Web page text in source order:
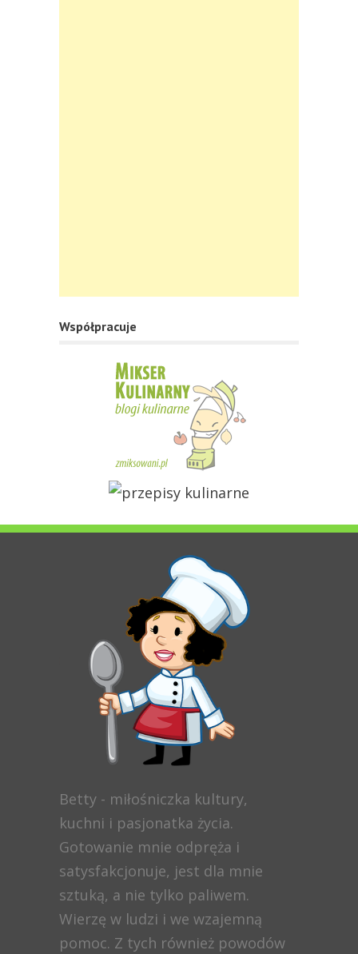
Współpracuje
Betty - miłośniczka kultury,
kuchni i pasjonatka życia.
Gotowanie mnie odpręża i
satysfakcjonuje, jest dla mnie
sztuką, a nie tylko paliwem.
Wierzę w ludzi i we wzajemną
pomoc. Z tych również powodów